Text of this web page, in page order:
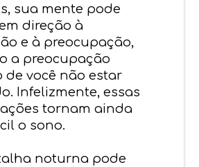
sua mente pode
direção à
e à preocupação,
a preocupação
de você não estar
Infelizmente, essas
tornam ainda
o sono.
noturna pode